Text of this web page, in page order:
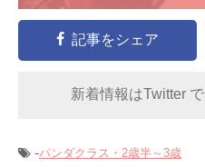
記事をシェア
新着情報はTwitter で
-パンダクラス・2歳半～3歳